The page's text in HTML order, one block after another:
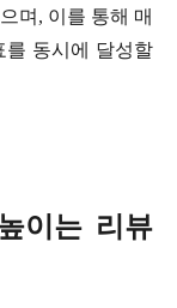
며, 이를 통해 매
를 동시에 달성할
이는 리뷰